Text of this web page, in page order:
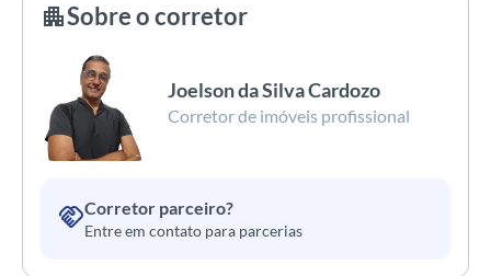
apartmentSobre o corretor
Joelson da Silva Cardozo
Corretor de imóveis profissional
handshakeCorretor parceiro?
Entre em contato para parcerias